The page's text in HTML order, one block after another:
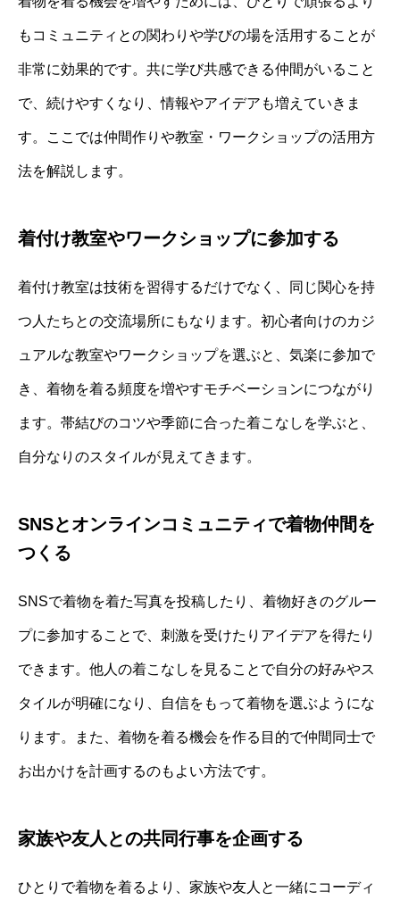
もコミュニティとの関わりや学びの場を活用することが
非常に効果的です。共に学び共感できる仲間がいること
で、続けやすくなり、情報やアイデアも増えていきま
す。ここでは仲間作りや教室・ワークショップの活用方
法を解説します。
着付け教室やワークショップに参加する
着付け教室は技術を習得するだけでなく、同じ関心を持
つ人たちとの交流場所にもなります。初心者向けのカジ
ュアルな教室やワークショップを選ぶと、気楽に参加で
き、着物を着る頻度を増やすモチベーションにつながり
ます。帯結びのコツや季節に合った着こなしを学ぶと、
自分なりのスタイルが見えてきます。
SNSとオンラインコミュニティで着物仲間を
つくる
SNSで着物を着た写真を投稿したり、着物好きのグルー
プに参加することで、刺激を受けたりアイデアを得たり
できます。他人の着こなしを見ることで自分の好みやス
タイルが明確になり、自信をもって着物を選ぶようにな
ります。また、着物を着る機会を作る目的で仲間同士で
お出かけを計画するのもよい方法です。
家族や友人との共同行事を企画する
ひとりで着物を着るより、家族や友人と一緒にコーディ